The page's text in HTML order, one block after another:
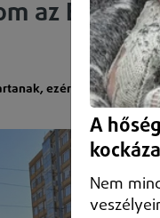
az
ezért
A
Nem